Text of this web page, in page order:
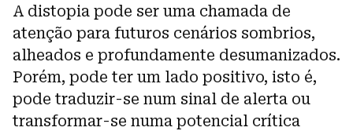
A distopia pode ser uma chamada de
atenção para futuros cenários sombrios,
alheados e profundamente desumanizados.
Porém, pode ter um lado positivo, isto é,
pode traduzir-se num sinal de alerta ou
transformar-se numa potencial crítica